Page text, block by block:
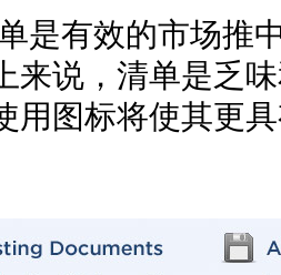
是有效的市场推
来说，清单是乏
用图标将使其更